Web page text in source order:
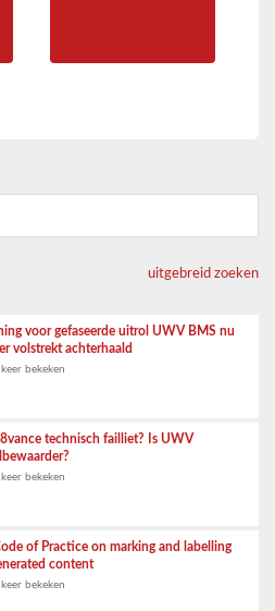
uitgebreid zoeken
voor gefaseerde uitrol UWV BMS nu
volstrekt achterhaald
bekeken
technisch failliet? Is UWV
bekeken
of Practice on marking and labelling
content
bekeken